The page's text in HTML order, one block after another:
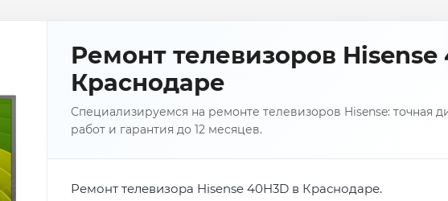
Ремонт телевизоров Hisense
Краснодаре
Специализируемся на ремонте телевизоров Hisense: точная
работ и гарантия до 12 месяцев.
Ремонт телевизора Hisense 40H3D в Краснодаре.